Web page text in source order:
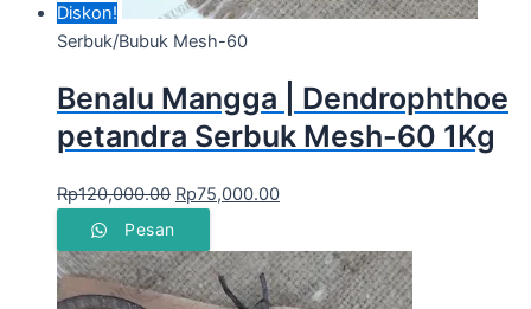
Diskon!
Serbuk/Bubuk Mesh-60
Benalu Mangga | Dendrophthoe
petandra Serbuk Mesh-60 1Kg
Rp120,000.00 Rp75,000.00
Pesan